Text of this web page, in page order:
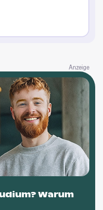
Anzeige
Warum